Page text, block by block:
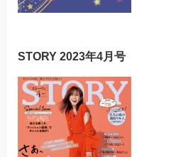
STORY 2023年4月号